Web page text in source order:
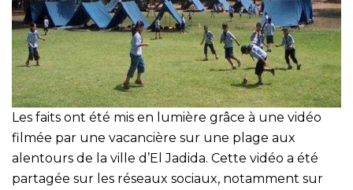
Les faits ont été mis en lumière grâce à une vidéo
filmée par une vacancière sur une plage aux
alentours de la ville d’El Jadida. Cette vidéo a été
partagée sur les réseaux sociaux, notamment sur